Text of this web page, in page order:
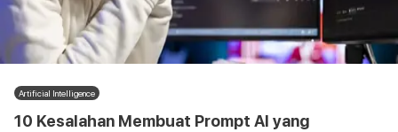
Artificial Intelligence
10 Kesalahan Membuat Prompt AI yang